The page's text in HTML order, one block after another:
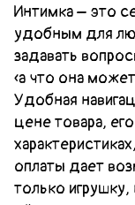
Интимка – это
удобным для
задавать
«а что она
Удобная
цене товара,
оплаты дает
только